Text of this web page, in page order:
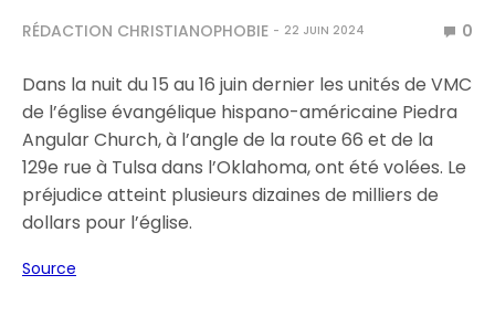
RÉDACTION CHRISTIANOPHOBIE 22 JUIN 2024 0
Dans la nuit du 15 au 16 juin dernier les unités de VMC
de l’église évangélique hispano-américaine Piedra
Angular Church, à l’angle de la route 66 et de la
129e rue à Tulsa dans l’Oklahoma, ont été volées. Le
préjudice atteint plusieurs dizaines de milliers de
dollars pour l’église.
Source